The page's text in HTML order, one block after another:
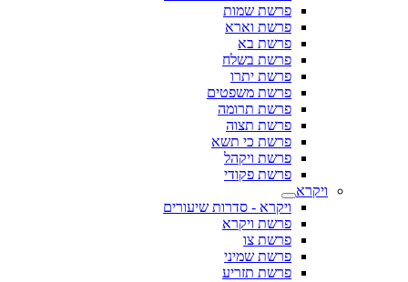
פרשת שמות
פרשת וארא
פרשת בא
פרשת בשלח
פרשת יתרו
פרשת משפטים
פרשת תרומה
פרשת תצוה
פרשת כי תשא
פרשת ויקהל
פרשת פקודי
ויקרא
ויקרא - סדרות שיעורים
פרשת ויקרא
פרשת צו
פרשת שמיני
פרשת תזריע